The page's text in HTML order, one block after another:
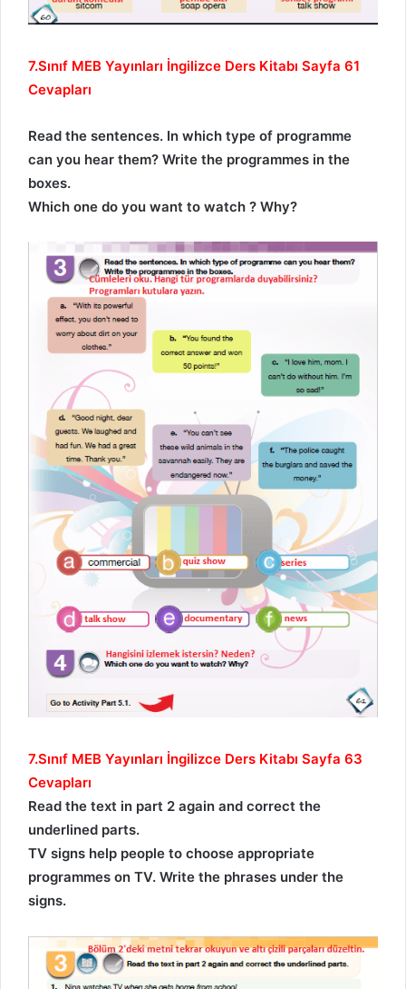
7.Sınıf MEB Yayınları İngilizce Ders Kitabı Sayfa 61
Cevapları
Read the sentences. In which type of programme
can you hear them? Write the programmes in the
boxes.
Which one do you want to watch ? Why?
7.Sınıf MEB Yayınları İngilizce Ders Kitabı Sayfa 63
Cevapları
Read the text in part 2 again and correct the
underlined parts.
TV signs help people to choose appropriate
programmes on TV. Write the phrases under the
signs.